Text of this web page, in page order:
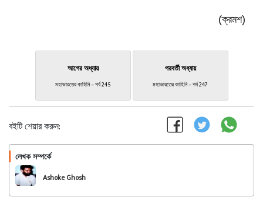
(ক্রমশ)
আগের অধ্যায়
মহাভারতের কাহিনি – পর্ব 245
পরবর্তী অধ্যায়
মহাভারতের কাহিনি – পর্ব 247
বইটি শেয়ার করুন:
লেখক সম্পর্কে
Ashoke Ghosh